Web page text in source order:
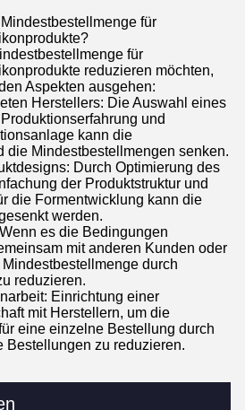
für
für
reduzieren möchten,
Aspekten ausgehen:
Herstellers: Die Auswahl eines
und
kann die
die Mindestbestellmengen senken.
Durch Optimierung des
der Produktstruktur und
die Formentwicklung kann die
werden.
es die Bedingungen
mit anderen Kunden oder
durch
reduzieren.
Einrichtung einer
mit Herstellern, um die
eine einzelne Bestellung durch
Bestellungen zu reduzieren.